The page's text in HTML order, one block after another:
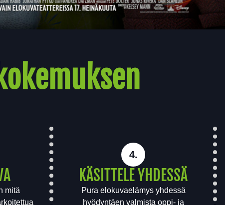
mitä
4.
KÄSITTELE YHDESSÄ
Pura elokuvaelämys yhdessä
hyödyntäen valmista oppi- ja